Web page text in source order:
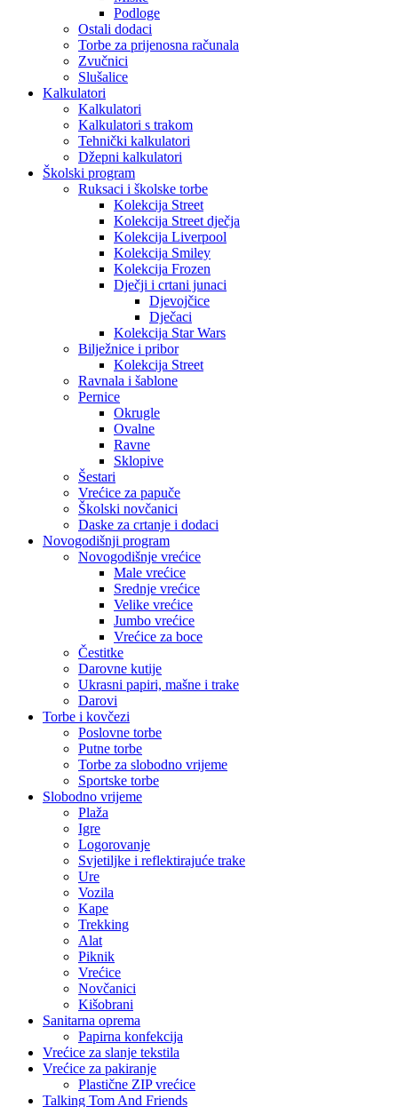
Podloge
Ostali dodaci
Torbe za prijenosna računala
Zvučnici
Slušalice
Kalkulatori
Kalkulatori
Kalkulatori s trakom
Tehnički kalkulatori
Džepni kalkulatori
Školski program
Ruksaci i školske torbe
Kolekcija Street
Kolekcija Street dječja
Kolekcija Liverpool
Kolekcija Smiley
Kolekcija Frozen
Dječji i crtani junaci
Djevojčice
Dječaci
Kolekcija Star Wars
Bilježnice i pribor
Kolekcija Street
Ravnala i šablone
Pernice
Okrugle
Ovalne
Ravne
Sklopive
Šestari
Vrećice za papuče
Školski novčanici
Daske za crtanje i dodaci
Novogodišnji program
Novogodišnje vrećice
Male vrećice
Srednje vrećice
Velike vrećice
Jumbo vrećice
Vrećice za boce
Čestitke
Darovne kutije
Ukrasni papiri, mašne i trake
Darovi
Torbe i kovčezi
Poslovne torbe
Putne torbe
Torbe za slobodno vrijeme
Sportske torbe
Slobodno vrijeme
Plaža
Igre
Logorovanje
Svjetiljke i reflektirajuće trake
Ure
Vozila
Kape
Trekking
Alat
Piknik
Vrećice
Novčanici
Kišobrani
Sanitarna oprema
Papirna konfekcija
Vrećice za slanje tekstila
Vrećice za pakiranje
Plastične ZIP vrećice
Talking Tom And Friends